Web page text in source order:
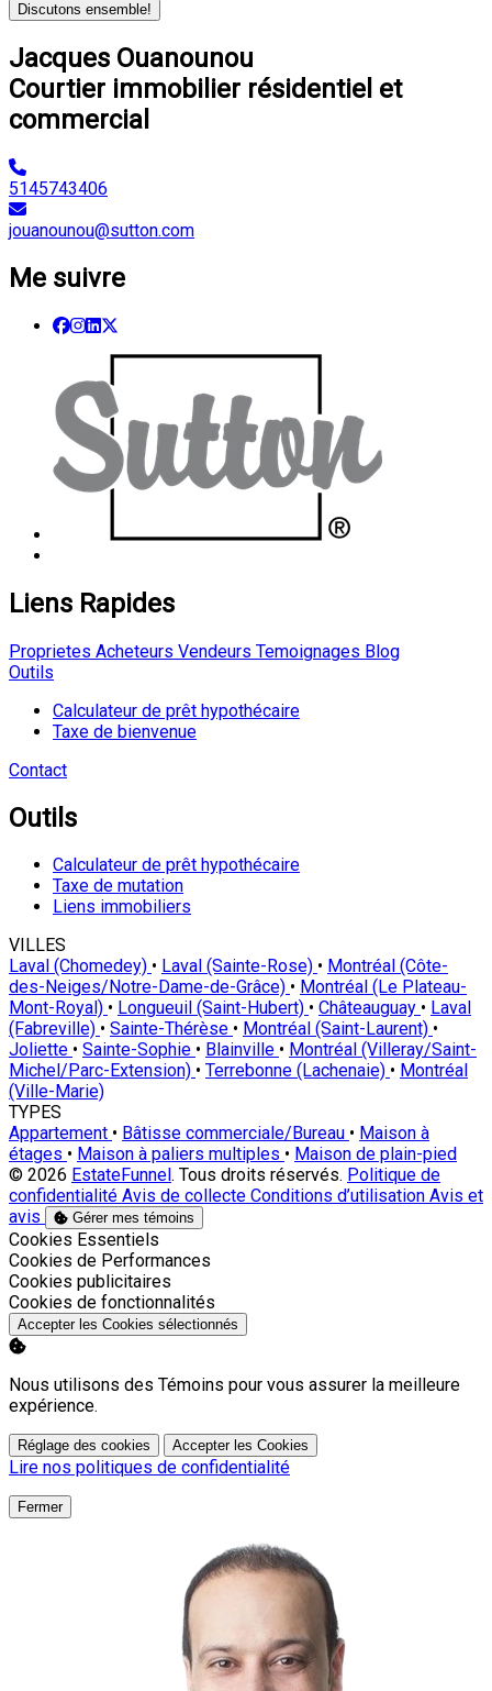
Discutons ensemble!
Jacques Ouanounou
Courtier immobilier résidentiel et
commercial
5145743406
jouanounou@sutton.com
Me suivre
Liens Rapides
Proprietes Acheteurs Vendeurs Temoignages Blog
Outils
Calculateur de prêt hypothécaire
Taxe de bienvenue
Contact
Outils
Calculateur de prêt hypothécaire
Taxe de mutation
Liens immobiliers
VILLES
Laval (Chomedey) • Laval (Sainte-Rose) • Montréal (Côte-
des-Neiges/Notre-Dame-de-Grâce) • Montréal (Le Plateau-
Mont-Royal) • Longueuil (Saint-Hubert) • Châteauguay • Laval
(Fabreville) • Sainte-Thérèse • Montréal (Saint-Laurent) •
Joliette • Sainte-Sophie • Blainville • Montréal (Villeray/Saint-
Michel/Parc-Extension) • Terrebonne (Lachenaie) • Montréal
(Ville-Marie)
TYPES
Appartement • Bâtisse commerciale/Bureau • Maison à
étages • Maison à paliers multiples • Maison de plain-pied
© 2026 EstateFunnel . Tous droits réservés. Politique de
confidentialité Avis de collecte Conditions d’utilisation Avis et
avis
Gérer mes témoins
Activer
Cookies Essentiels
Activer
Cookies de Performances
Activer
Cookies publicitaires
Activer
Cookies de fonctionnalités
Accepter les Cookies sélectionnés
Nous utilisons des Témoins pour vous assurer la meilleure
expérience.
Réglage des cookies Accepter les Cookies
Lire nos politiques de confidentialité
Fermer